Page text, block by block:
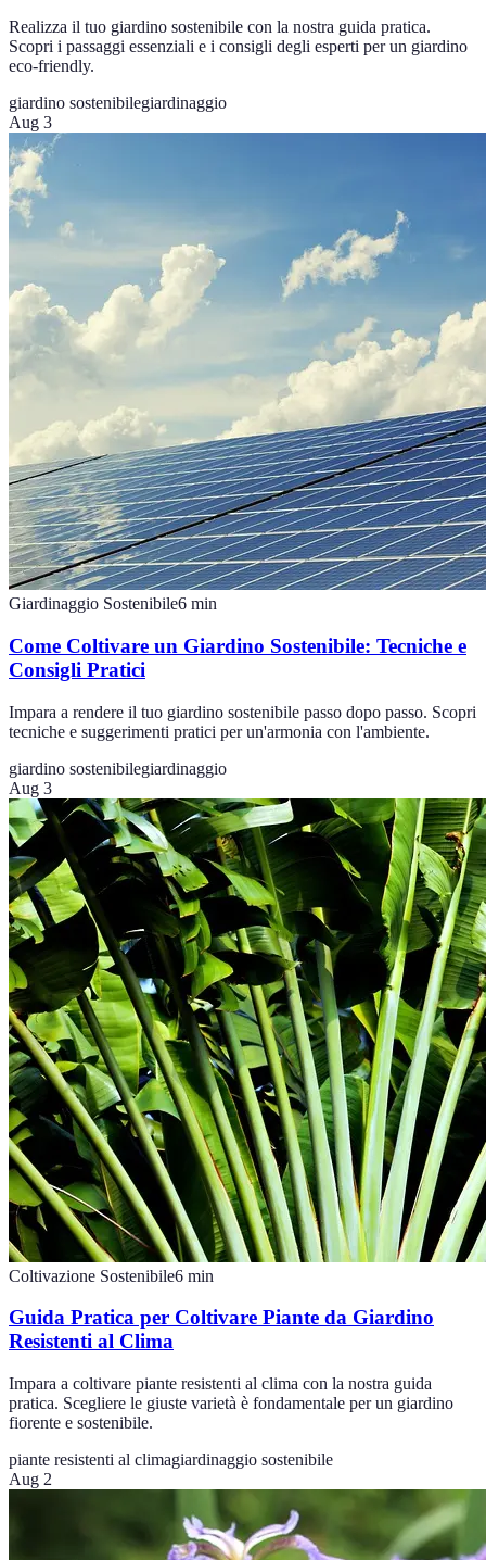
Realizza il tuo giardino sostenibile con la nostra guida pratica.
Scopri i passaggi essenziali e i consigli degli esperti per un giardino
eco-friendly.
giardino sostenibilegiardinaggio
Aug 3
Giardinaggio Sostenibile6 min
Come Coltivare un Giardino Sostenibile: Tecniche e
Consigli Pratici
Impara a rendere il tuo giardino sostenibile passo dopo passo. Scopri
tecniche e suggerimenti pratici per un'armonia con l'ambiente.
giardino sostenibilegiardinaggio
Aug 3
Coltivazione Sostenibile6 min
Guida Pratica per Coltivare Piante da Giardino
Resistenti al Clima
Impara a coltivare piante resistenti al clima con la nostra guida
pratica. Scegliere le giuste varietà è fondamentale per un giardino
fiorente e sostenibile.
piante resistenti al climagiardinaggio sostenibile
Aug 2